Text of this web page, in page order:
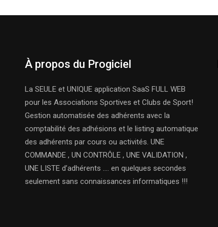
À propos du Progiciel
La SEULE et UNIQUE application SaaS FULL WEB
pour les Associations Sportives et Clubs de Sport!
Gestion automatisée des adhérents avec la
comptabilité des adhésions et le listing automatique
des adhérents par cours ou activités. UNE
COMMANDE , UN CONTRÔLE , UNE VALIDATION ,
UNE LISTE d’adhérents …. en quelques secondes
seulement sans connaissances informatiques !!!